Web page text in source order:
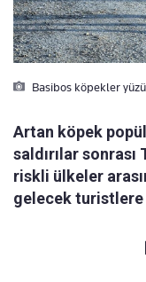
Basibos köpekler
Artan köpek
saldırılar
riskli ülkeler
gelecek turistlere